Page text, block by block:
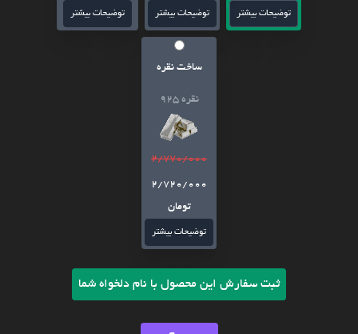
توضیحات بیشتر توضیحات بیشتر توضیحات بیشتر
ساخت نقره
نقره 925
2/770/000
2/720/000
تومان
توضیحات بیشتر
ثبت سفارش این محصول با نام دلخواه شما